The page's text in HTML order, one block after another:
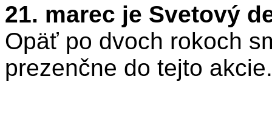
21. marec je Svetový
Opäť po dvoch rokoch
prezenčne do tejto akcie.